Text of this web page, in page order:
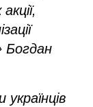
Богдан